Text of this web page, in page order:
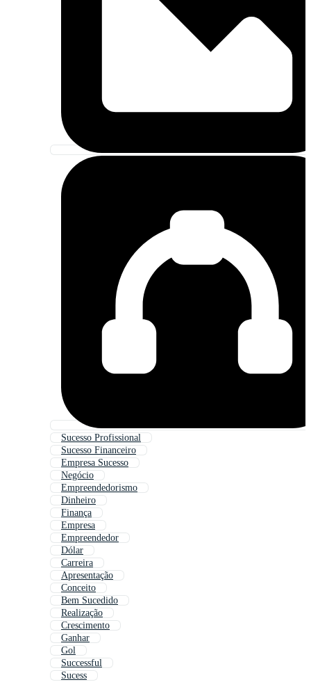
Sucesso Profissional
Sucesso Financeiro
Empresa Sucesso
Negócio
Empreendedorismo
Dinheiro
Finança
Empresa
Empreendedor
Dólar
Carreira
Apresentação
Conceito
Bem Sucedido
Realização
Crescimento
Ganhar
Gol
Successful
Sucess